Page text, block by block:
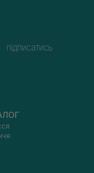
підписатись